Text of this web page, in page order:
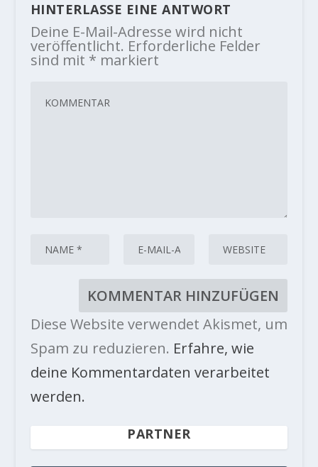
HINTERLASSE EINE ANTWORT
Deine E-Mail-Adresse wird nicht
veröffentlicht. Erforderliche Felder
sind mit * markiert
Diese Website verwendet Akismet, um
Spam zu reduzieren. Erfahre, wie
deine Kommentardaten verarbeitet
werden.
PARTNER